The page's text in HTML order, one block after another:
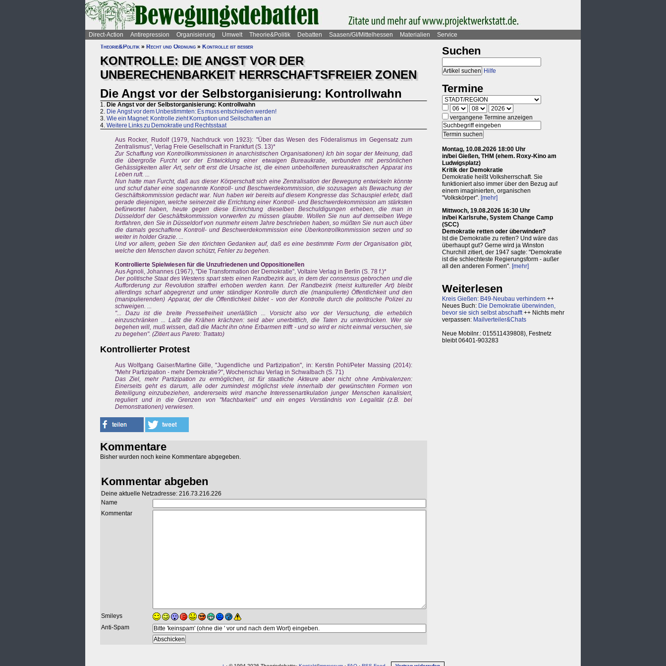
Direct-Action Antirepression Organisierung Umwelt Theorie&Politik Debatten Saasen/GI/Mittelhessen Materialien
Service
Theorie&Politik » Recht und Ordnung » Kontrolle ist besser
KONTROLLE: DIE ANGST VOR DER
UNBERECHENBARKEIT HERRSCHAFTSFREIER ZONEN
Die Angst vor der Selbstorganisierung: Kontrollwahn
1. Die Angst vor der Selbstorganisierung: Kontrollwahn
2. Die Angst vor dem Unbestimmten: Es muss entschieden werden!
3. Wie ein Magnet: Kontrolle zieht Korruption und Seilschaften an
4. Weitere Links zu Demokratie und Rechtsstaat
Aus Rocker, Rudolf (1979, Nachdruck von 1923): "Über das Wesen des Föderalismus im Gegensatz zum
Zentralismus", Verlag Freie Gesellschaft in Frankfurt (S. 13)*
Zur Schaffung von Kontrollkommissionen in anarchistischen Organisationen) Ich bin sogar der Meinung, daß
die übergroße Furcht vor der Entwicklung einer etwaigen Bureaukratie, verbunden mit persönlichen
Gehässigkeiten aller Art, sehr oft erst die Ursache ist, die einen unbeholfenen bureaukratischen Apparat ins
Leben ruft. ...
Nun hatte man Furcht, daß aus dieser Körperschaft sich eine Zentralisation der Bewegung entwickeln könnte
und schuf daher eine sogenannte Kontroll- und Beschwerdekommission, die sozusagen als Bewachung der
Geschäftskommission gedacht war. Nun haben wir bereits auf diesem Kongresse das Schauspiel erlebt, daß
gerade diejenigen, welche seinerzeit die Errichtung einer Kontroll- und Beschwerdekommission am stärksten
befürwortet haben, heute gegen diese Einrichtung dieselben Beschuldigungen erheben, die man in
Düsseldorf der Geschäftskommission vorwerfen zu müssen glaubte. Wollen Sie nun auf demselben Wege
fortfahren, den Sie in Düsseldorf von nunmehr einem Jahre beschrieben haben, so müßten Sie nun auch über
die damals geschaffene Kontroll- und Beschwerdekommission eine Überkontrollkommission setzen und so
weiter in holder Grazie. ...
Und vor allem, geben Sie den törichten Gedanken auf, daß es eine bestimmte Form der Organisation gibt,
welche den Menschen davon schützt, Fehler zu begehen.
Kontrollierte Spielwiesen für die Unzufriedenen und Oppositionellen
Aus Agnoli, Johannes (1967), "Die Transformation der Demokratie", Voltaire Verlag in Berlin (S. 78 f.)*
Der politische Staat des Westens spart stets einen Randbezirk aus, in dem der consensus gebrochen und die
Aufforderung zur Revolution straffrei erhoben werden kann. Der Randbezirk (meist kultureller Art) bleibt
allerdings scharf abgegrenzt und unter ständiger Kontrolle durch die (manipulierte) Öffentlichkeit und den
(manipulierenden) Apparat, der die Öffentlichkeit bildet - von der Kontrolle durch die politische Polizei zu
schweigen. ...
"... Dazu ist die breite Pressefreiheit unerläßlich ... Vorsicht also vor der Versuchung, die erheblich
einzuschränken ... Laßt die Krähen krächzen: seid aber unerbittlich, die Taten zu unterdrücken. Wer sie
begehen will, muß wissen, daß die Macht ihn ohne Erbarmen trifft - und so wird er nicht einmal versuchen, sie
zu begehen". (Zitiert aus Pareto: Trattato)
Kontrollierter Protest
Aus Wolfgang Gaiser/Martine Gille, "Jugendliche und Partizipation", in: Kerstin Pohl/Peter Massing (2014):
"Mehr Partizipation - mehr Demokratie?", Wochenschau Verlag in Schwalbach (S. 71)
Das Ziel, mehr Partizipation zu ermöglichen, ist für staatliche Akteure aber nicht ohne Ambivalenzen:
Einerseits geht es darum, alle oder zumindest möglichst viele innerhalb der gewünschten Formen von
Beteiligung einzubeziehen, andererseits wird manche Interessenartikulation junger Menschen kanalisiert,
reguliert und in die Grenzen von "Machbarkeit" und ein enges Verständnis von Legalität (z.B. bei
Demonstrationen) verwiesen.
Kommentare
Bisher wurden noch keine Kommentare abgegeben.
Kommentar abgeben
Deine aktuelle Netzadresse: 216.73.216.226
Name
Kommentar
Smileys
Anti-Spam
Suchen
Hilfe
Termine
vergangene Termine anzeigen
Montag, 10.08.2026 18:00 Uhr
in/bei Gießen, THM (ehem. Roxy-Kino am
Ludwigsplatz)
Kritik der Demokratie
Demokratie heißt Volksherrschaft. Sie
funktioniert also immer über den Bezug auf
einem imaginierten, organischen
"Volkskörper". [mehr]
Mittwoch, 19.08.2026 16:30 Uhr
in/bei Karlsruhe, System Change Camp
(SCC)
Demokratie retten oder überwinden?
Ist die Demokratie zu retten? Und wäre das
überhaupt gut? Gerne wird ja Winston
Churchill zitiert, der 1947 sagte: "Demokratie
ist die schlechteste Regierungsform - außer
all den anderen Formen". [mehr]
Weiterlesen
Kreis Gießen: B49-Neubau verhindern ++
Neues Buch: Die Demokratie überwinden,
bevor sie sich selbst abschafft++ Nichts mehr
verpassen: Mailverteiler&Chats
Neue Mobilnr.: 015511439808), Festnetz
bleibt 06401-903283